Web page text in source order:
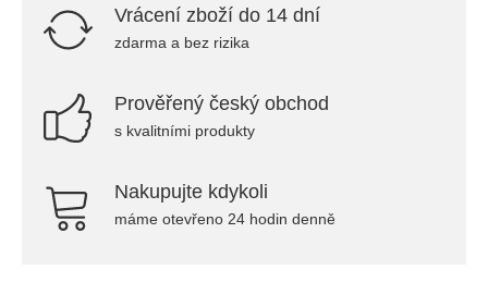
Vrácení zboží do 14 dní
zdarma a bez rizika
Prověřený český obchod
s kvalitními produkty
Nakupujte kdykoli
máme otevřeno 24 hodin denně